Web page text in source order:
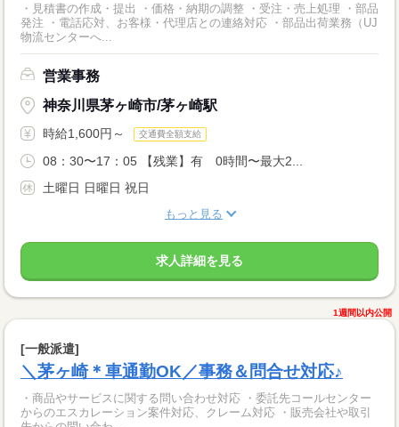
・見積書の作成・提出 ・価格・納期の調整 ・受注・売上処理 ・部品
発注 ・電話応対、お客様・代理店との連絡対応 ・部品出荷業務（UJ
物流センターへ...
営業事務
神奈川県茅ヶ崎市/茅ヶ崎駅
時給1,600円～ 交通費全額支給
08：30〜17：05 【残業】有 0時間〜最大2...
土曜日 日曜日 祝日
もっと見る
求人詳細を見る
1週間以内公開
[一般派遣]
＼茅ヶ崎＊車通勤OK／事務＆問合せ対応♪
・商品やサービスに関する問い合わせ対応 ・委託先コールセンター
からのエスカレーション案件対応、クレーム対応 ・販売会社や取引